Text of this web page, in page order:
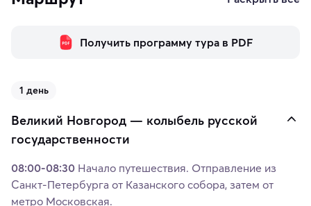
Получить программу тура в PDF
1 день
Великий Новгород — колыбель русской
государственности
08:00-08:30 Начало путешествия. Отправление из
Санкт-Петербурга от Казанского собора, затем от
метро Московская.